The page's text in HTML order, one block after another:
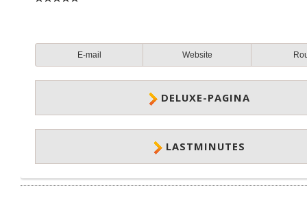
E-mail Website
DELUXE-PAGINA
LASTMINUTES